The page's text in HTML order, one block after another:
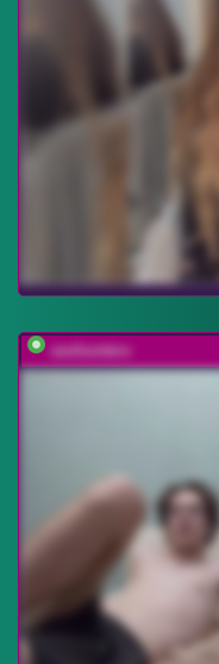
sexhunters